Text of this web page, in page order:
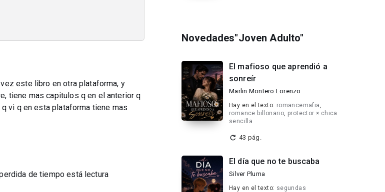
este libro en otra plataforma, y
tiene mas capitulos q en el anterior q
vi q en esta plataforma tiene mas
de tiempo está lectura
Novedades"Joven Adulto"
El mafioso que aprendió a
sonreír
Marlin Montero Lorenzo
Hay en el texto: romancemafia,
romance billonario, protector × chica
sencilla
43 pág.
El día que no te buscaba
Silver Pluma
Hay en el texto: segundas